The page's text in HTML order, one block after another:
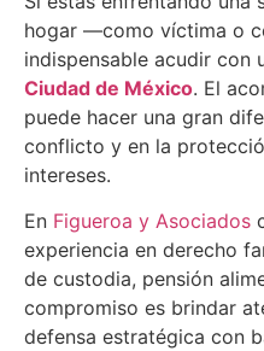
hogar —como víctima o
indispensable acudir con
Ciudad de México. El
puede hacer una gran
conflicto y en la
intereses.
En Figueroa y Asociados
experiencia en derecho
de custodia, pensión
compromiso es brindar
defensa estratégica con